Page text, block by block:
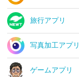
旅行アプリ
写真加工アプリ
ゲームアプリ